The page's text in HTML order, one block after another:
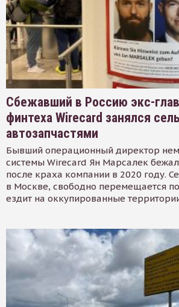
Сбежавший в Россию экс-
финтеха Wirecard занялся
автозапчастями
Бывший операционный директор
системы Wirecard Ян Марсалек
после краха компании в 2020 году.
в Москве, свободно перемещается
ездит на оккупированные